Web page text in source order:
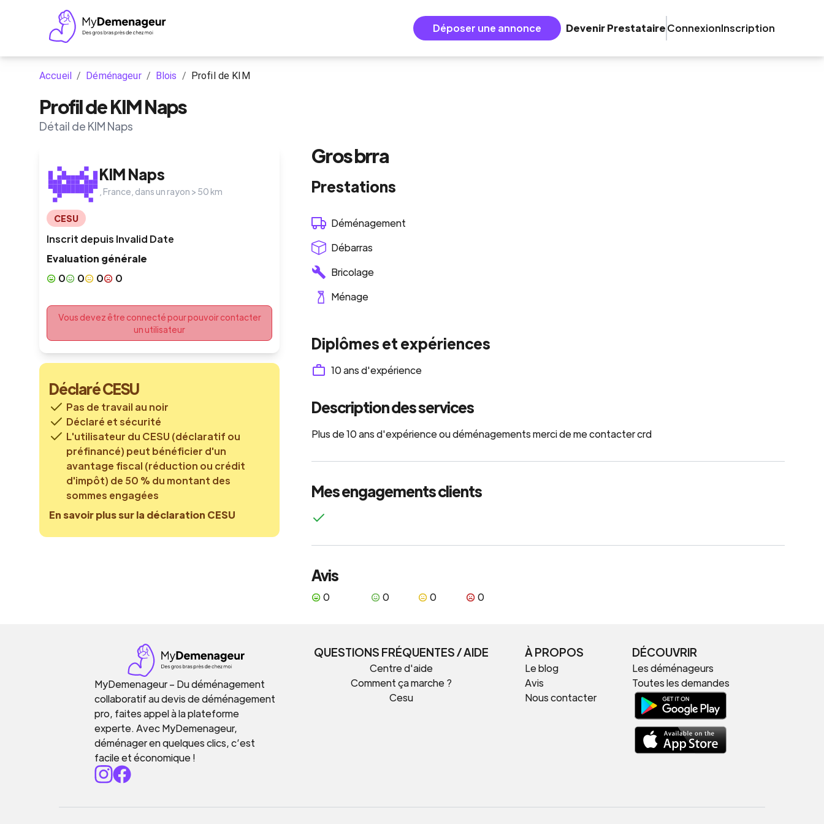
Déposer une annonce Devenir PrestataireConnexionInscription
Accueil / Déménageur / Blois / Profil de KIM
Profil de KIM Naps
Détail de KIM Naps
KIMNaps
France , dans un rayon > 50 km
CESU
Inscrit depuis Invalid Date
Evaluation générale
0
0 0 0
Vous devez être connecté pour pouvoir contacter
un utilisateur
Déclaré CESU
Pas de travail au noir
Déclaré et sécurité
L'utilisateur du CESU (déclaratif ou
préfinancé) peut bénéficier d'un
avantage fiscal (réduction ou crédit
d'impôt) de 50 % du montant des
sommes engagées
En savoir plus sur la déclaration CESU
Gros brra
Prestations
Déménagement
Débarras
Bricolage
Ménage
Diplômes et expériences
10ans d'expérience
Description des services
Plus de 10 ans d'expérience ou déménagements merci de me contacter crd
Mes engagements clients
Avis
0 0 0 0
MyDemenageur – Du déménagement
collaboratif au devis de déménagement
pro, faites appel à la plateforme
experte. Avec MyDemenageur,
déménager en quelques clics, c’est
facile et économique !
QUESTIONS FRÉQUENTES / AIDE
Centre d'aide
Comment ça marche ?
Cesu
À PROPOS
Le blog
Avis
Nous contacter
DÉCOUVRIR
Les déménageurs
Toutes les demandes